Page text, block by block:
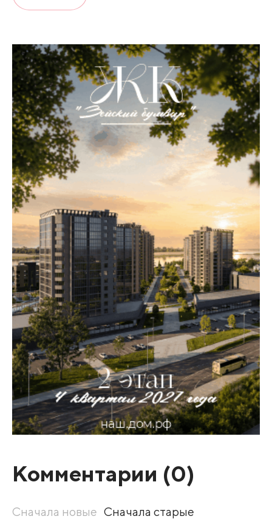
Комментарии (0)
Сначала новые Сначала старые